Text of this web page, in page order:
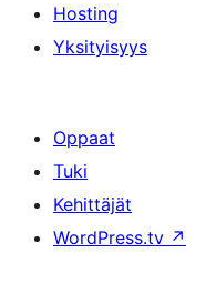
Hosting
Yksityisyys
Oppaat
Tuki
Kehittäjät
WordPress.tv ↗